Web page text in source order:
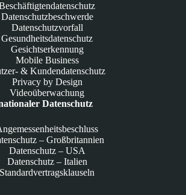
Datenschutzbeschwerde
Datenschutzvorfall
Gesundheitsdatenschutz
Gesichtserkennung
Mobile Business
& Kundendatenschutz
Privacy by Design
Videoüberwachung
Datenschutz
– Großbritannien
Datenschutz – USA
Datenschutz – Italien
Standardvertragsklauseln